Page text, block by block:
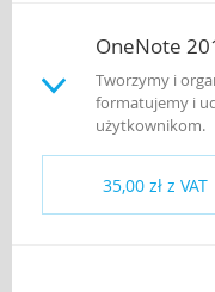
OneNote
Tworzymy i
formatujemy i
użytkownikom.
35,00 zł z VAT